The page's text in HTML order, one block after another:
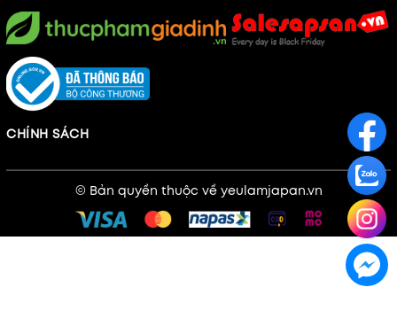
CHÍNH SÁCH
© Bản quyền thuộc về yeulamjapan.vn